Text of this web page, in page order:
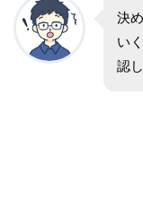
決
い
認